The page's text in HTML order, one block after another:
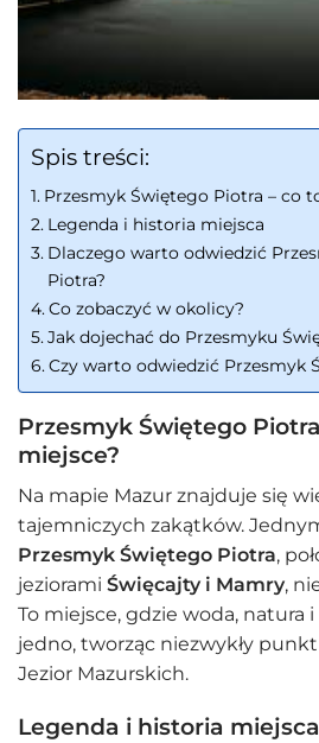
Spis treści:
Przesmyk Świętego Piotra – co
Legenda i historia miejsca
Dlaczego warto odwiedzić
Piotra?
Co zobaczyć w okolicy?
Jak dojechać do Przesmyku
Czy warto odwiedzić Przesmyk
Przesmyk Świętego
miejsce?
Na mapie Mazur znajduje się
tajemniczych zakątków.
Przesmyk Świętego Piotra,
jeziorami Święcajty i Mamry,
To miejsce, gdzie woda, natura i
jedno, tworząc niezwykły
Jezior Mazurskich.
Legenda i historia miejsca